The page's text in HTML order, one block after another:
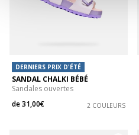
DERNIERS PRIX D'ÉTÉ
SANDAL CHALKI BÉBÉ
Sandales ouvertes
de31,00€ 2 COULEURS